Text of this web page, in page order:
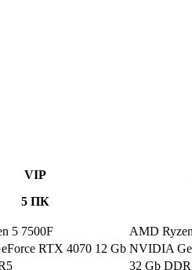
VIP
5 ПК
5 7500F AMD
RTX 4070 12 Gb NVIDIA
32 Gb